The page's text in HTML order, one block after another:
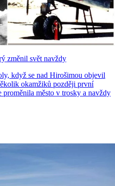
změnil svět navždy
když se nad Hirošimou objevil
okamžiků později první
proměnila město v trosky a navždy